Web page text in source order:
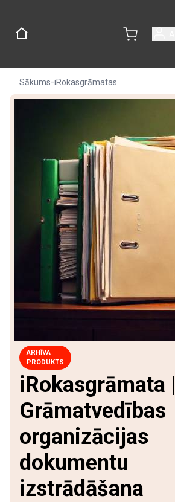
Sākums-iRokasgrāmatas
ARHĪVA
PRODUKTS
iRokasgrāmata |
Grāmatvedības
organizācijas
dokumentu
izstrādāšana